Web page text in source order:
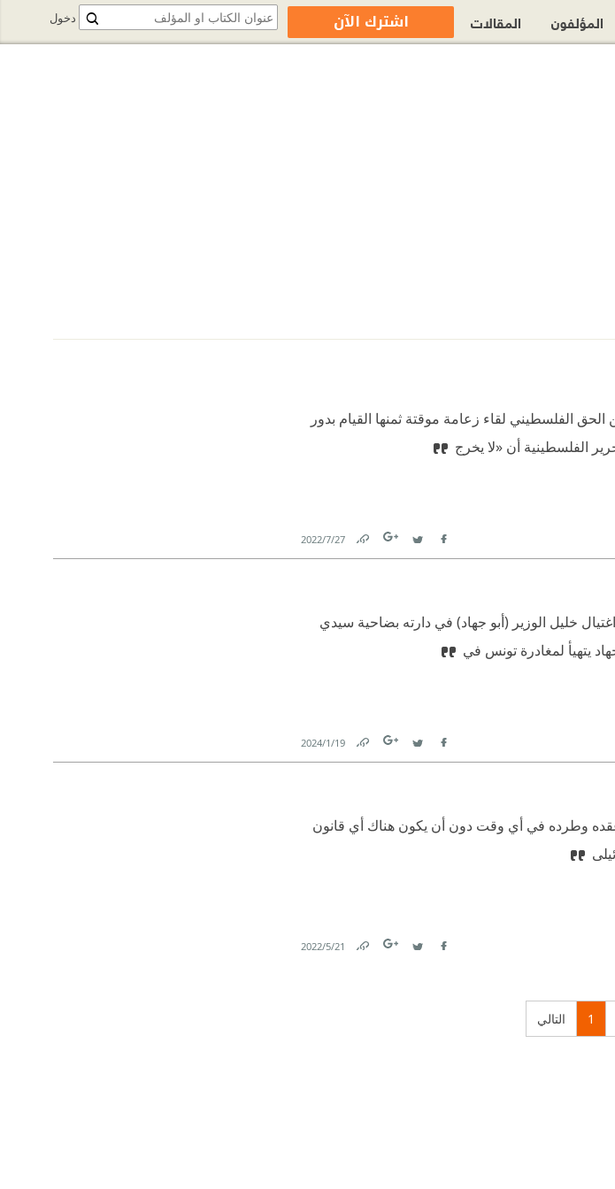
الفلسطيني لقاء زعامة موقتة ثمنها القيام بدور
الفلسطينية أن «لا يخرج
Facebook
Twitter
Link
27‏/7‏/2022
تقريباً تم اغتيال خليل الوزير (أبو جهاد) في دارته بضاحية سيدي
يتهيأ لمغادرة تونس في
Facebook
Twitter
Link
19‏/1‏/2024
عقده وطرده في أي وقت دون أن يكون هناك أي قانون
21‏/5‏/2022
1 التالي
دخول المؤلفون المقالات اشترك الآن